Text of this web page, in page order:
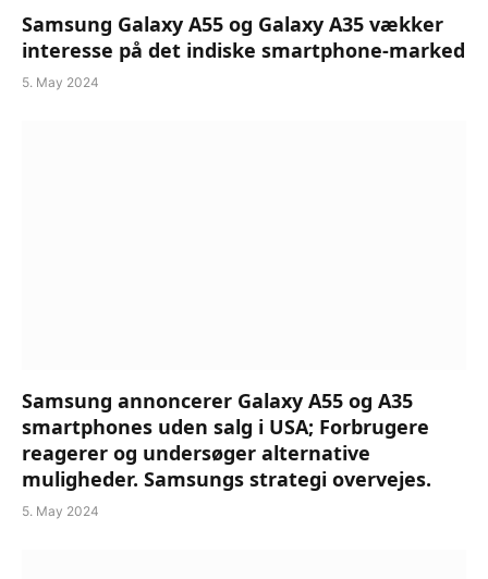
Samsung Galaxy A55 og Galaxy A35 vækker
interesse på det indiske smartphone-marked
5. May 2024
Samsung annoncerer Galaxy A55 og A35
smartphones uden salg i USA; Forbrugere
reagerer og undersøger alternative
muligheder. Samsungs strategi overvejes.
5. May 2024